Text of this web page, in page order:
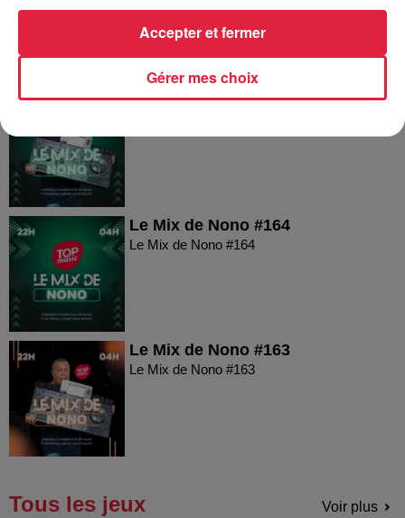
Le Mix de Nono #165
Le Mix de Nono #164
Le Mix de Nono #164
Le Mix de Nono #163
Le Mix de Nono #163
Tous les jeux Voir plus
Gérer mes choix
Accepter et fermer